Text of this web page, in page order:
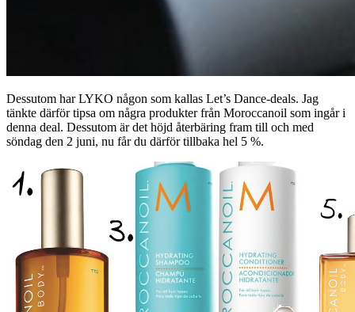
Dessutom har LYKO någon som kallas Let’s Dance-deals. Jag
tänkte därför tipsa om några produkter från Moroccanoil som ingår i
denna deal. Dessutom är det höjd återbäring fram till och med
söndag den 2 juni, nu får du därför tillbaka hel 5 %.